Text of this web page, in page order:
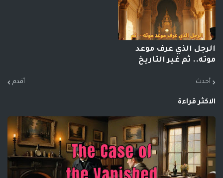
الرجل الذي عرف موعد
موته.. ثم غير التاريخ
أحدث أقدم
الاكثر قراءة